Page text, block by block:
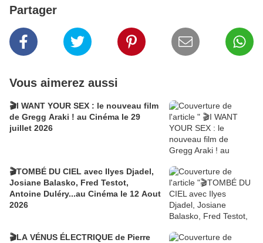
Partager
Vous aimerez aussi
🎬I WANT YOUR SEX : le nouveau film
de Gregg Araki ! au Cinéma le 29
juillet 2026
🎬TOMBÉ DU CIEL avec Ilyes Djadel,
Josiane Balasko, Fred Testot,
Antoine Duléry...au Cinéma le 12 Aout
2026
🎬LA VÉNUS ÉLECTRIQUE de Pierre